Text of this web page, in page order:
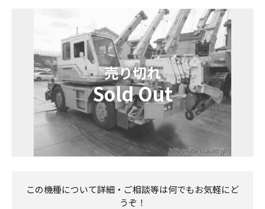
この機種について詳細・ご相談等は何でもお気軽にど
うぞ！